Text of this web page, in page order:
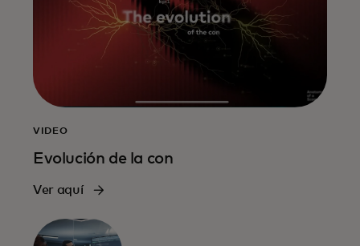
VIDEO
Evolución de la con
Ver aquí